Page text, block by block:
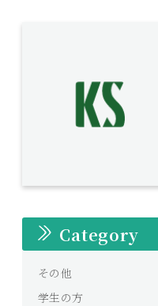
Category
その他
学生の方